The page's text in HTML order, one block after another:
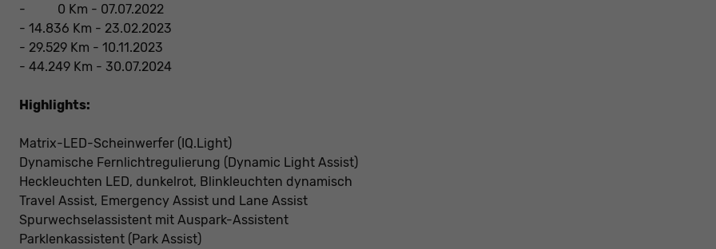
- 0 Km - 07.07.2022
- 14.836 Km - 23.02.2023
- 29.529 Km - 10.11.2023
- 44.249 Km - 30.07.2024
Highlights:
Matrix-LED-Scheinwerfer (IQ.Light)
Dynamische Fernlichtregulierung (Dynamic Light Assist)
Heckleuchten LED, dunkelrot, Blinkleuchten dynamisch
Travel Assist, Emergency Assist und Lane Assist
Spurwechselassistent mit Auspark-Assistent
Parklenkassistent (Park Assist)